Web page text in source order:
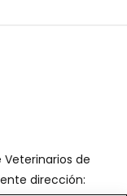
Veterinarios de
dirección: